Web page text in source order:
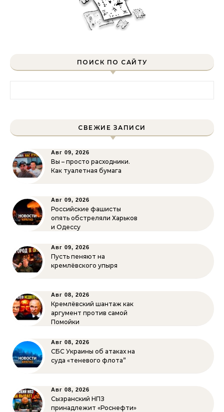
ПОИСК ПО САЙТУ
СВЕЖИЕ ЗАПИСИ
Авг 09, 2026
Вы – просто расходники.
Как туалетная бумага
Авг 09, 2026
Российские фашисты
опять обстреляли Харьков
и Одессу
Авг 09, 2026
Пусть пеняют на
кремлёвского упыря
Авг 08, 2026
Кремлёвский шантаж как
аргумент против самой
Помойки
Авг 08, 2026
СБС Украины об атаках на
суда «теневого флота”
Авг 08, 2026
Сызранский НПЗ
принадлежит «Роснефти»